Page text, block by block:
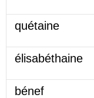
quétaine
élisabéthaine
bénef